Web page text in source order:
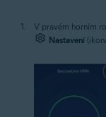
V pravém horním
Nastavení